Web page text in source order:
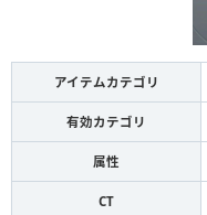
アイテムカテゴリ
有効カテゴリ
属性
CT